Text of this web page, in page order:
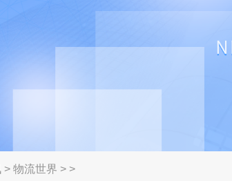
> 物流世界 > >